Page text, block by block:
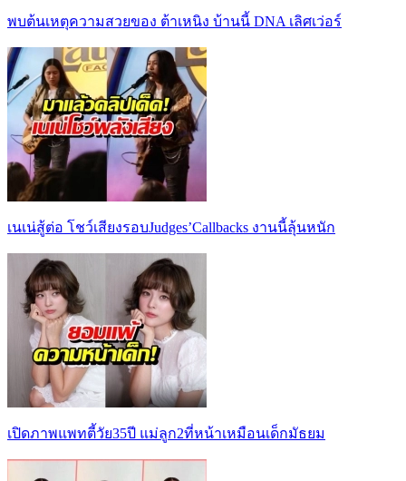
พบต้นเหตุความสวยของ ต้าเหนิง บ้านนี้ DNA เลิศเว่อร์
เนเน่สู้ต่อ โชว์เสียงรอบJudges’Callbacks งานนี้ลุ้นหนัก
เปิดภาพแพทตี้วัย35ปี แม่ลูก2ที่หน้าเหมือนเด็กมัธยม